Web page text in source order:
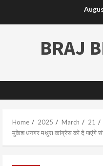
BRAJ
Home 2025 March
21
मुकेश धनगर मथुरा कांग्रेस को दे पाएंगे